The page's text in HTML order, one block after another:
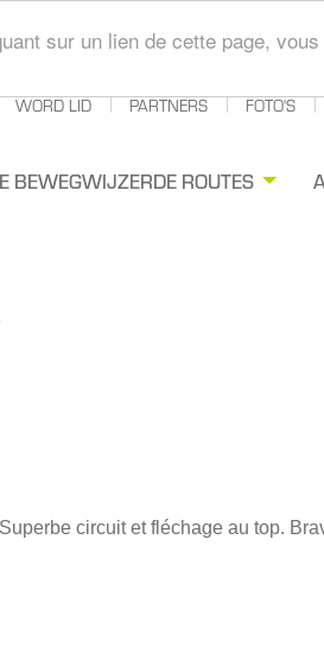
sur un lien de cette page,
BEWEGWIJZERDE ROUTES
WORD LID PARTNERS FOTO'S
circuit et fléchage au top.